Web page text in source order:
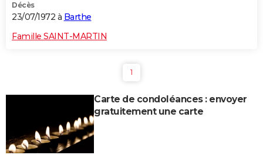
Décès
23/07/1972 à Barthe
Famille SAINT-MARTIN
1
Carte de condoléances : envoyer
gratuitement une carte